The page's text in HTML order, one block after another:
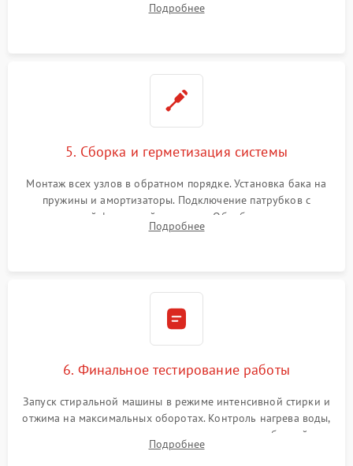
или поврежденной резиновой манжеты.
Подробнее
5. Сборка и герметизация системы
Монтаж всех узлов в обратном порядке. Установка бака на
пружины и амортизаторы. Подключение патрубков с
надежной фиксацией хомутами. Обработка стыков
герметиком для предотвращения возможных протечек воды.
Подробнее
6. Финальное тестирование работы
Запуск стиральной машины в режиме интенсивной стирки и
отжима на максимальных оборотах. Контроль нагрева воды,
корректности слива, отсутствия излишних вибраций,
посторонних стуков и протечек под корпусом.
Подробнее